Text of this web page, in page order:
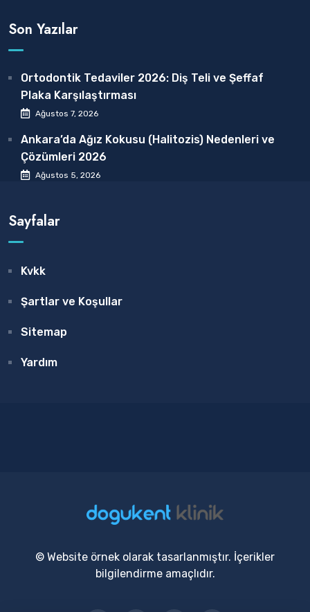
Son Yazılar
Ortodontik Tedaviler 2026: Diş Teli ve Şeffaf
Plaka Karşılaştırması
Ağustos 7, 2026
Ankara’da Ağız Kokusu (Halitozis) Nedenleri ve
Çözümleri 2026
Ağustos 5, 2026
Sayfalar
Kvkk
Şartlar ve Koşullar
Sitemap
Yardım
© Website örnek olarak tasarlanmıştır. İçerikler
bilgilendirme amaçlıdır.